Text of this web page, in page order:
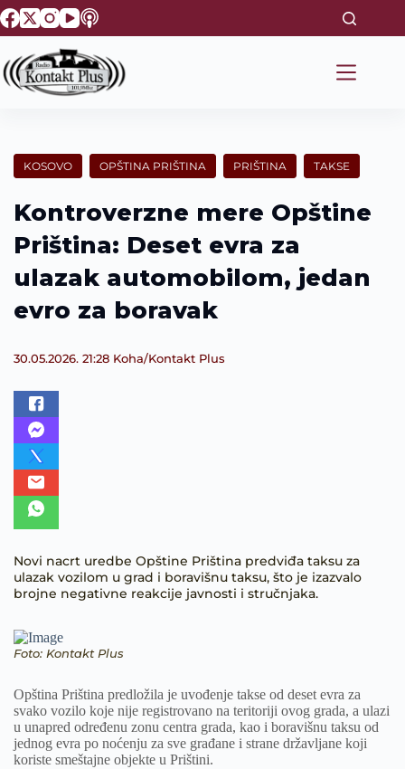
S
k
p
t
e
t
KOSOVO OPŠTINA PRIŠTINA PRIŠTINA TAKSE
Kontroverzne mere Opštine
Priština: Deset evra za
ulazak automobilom, jedan
evro za boravak
30.05.2026. 21:28 Koha/Kontakt Plus
Novi nacrt uredbe Opštine Priština predviđa taksu za
ulazak vozilom u grad i boravišnu taksu, što je izazvalo
brojne negativne reakcije javnosti i stručnjaka.
Foto: Kontakt Plus
Opština Priština predložila je uvođenje takse od deset evra za
svako vozilo koje nije registrovano na teritoriji ovog grada, a ulazi
u unapred određenu zonu centra grada, kao i boravišnu taksu od
jednog evra po noćenju za sve građane i strane državljane koji
koriste smeštajne objekte u Prištini.